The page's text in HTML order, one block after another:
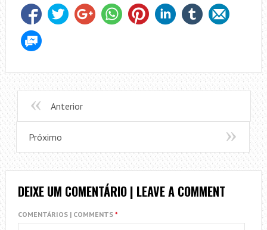
Anterior
Próximo
DEIXE UM COMENTÁRIO | LEAVE A COMMENT
COMENTÁRIOS | COMMENTS *